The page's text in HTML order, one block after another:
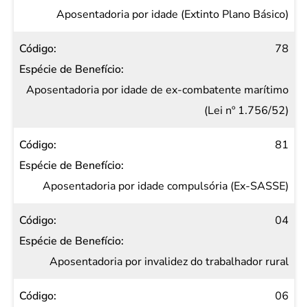
Aposentadoria por idade (Extinto Plano Básico)
78
Aposentadoria por idade de ex-combatente marítimo
(Lei nº 1.756/52)
81
Aposentadoria por idade compulsória (Ex-SASSE)
04
Aposentadoria por invalidez do trabalhador rural
06